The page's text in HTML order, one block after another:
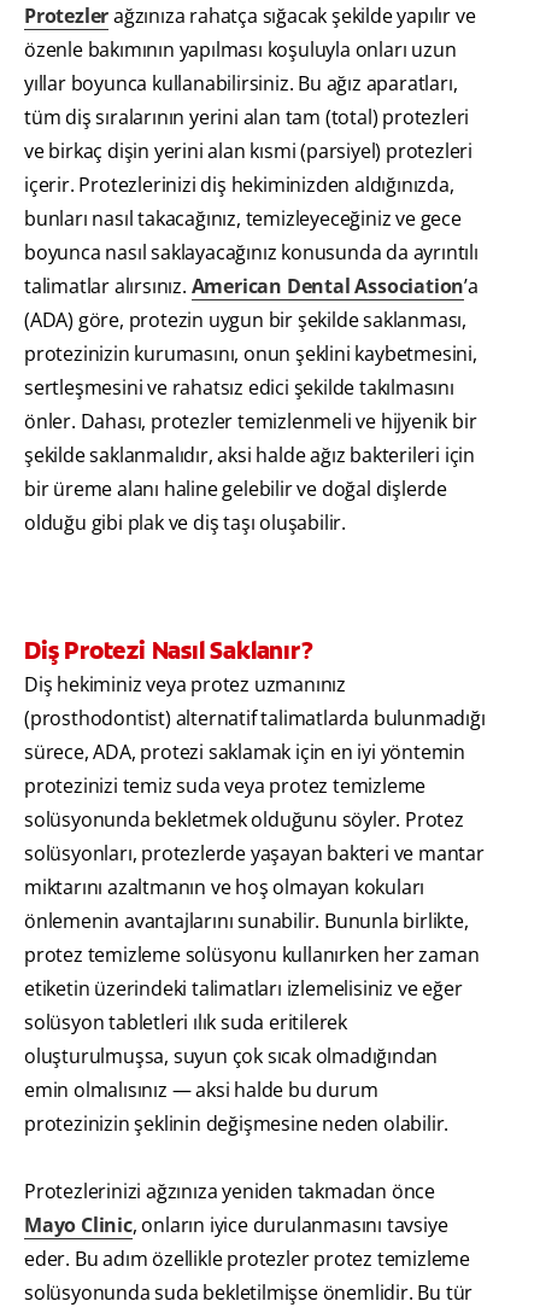
Protezlerağzınıza rahatça sığacak şekilde yapılır ve
özenle bakımının yapılması koşuluyla onları uzun
yıllar boyunca kullanabilirsiniz. Bu ağız aparatları,
tüm diş sıralarının yerini alan tam (total) protezleri
ve birkaç dişin yerini alan kısmi (parsiyel) protezleri
içerir. Protezlerinizi diş hekiminizden aldığınızda,
bunları nasıl takacağınız, temizleyeceğiniz ve gece
boyunca nasıl saklayacağınız konusunda da ayrıntılı
talimatlar alırsınız. American Dental Association’a
(ADA) göre, protezin uygun bir şekilde saklanması,
protezinizin kurumasını, onun şeklini kaybetmesini,
sertleşmesini ve rahatsız edici şekilde takılmasını
önler. Dahası, protezler temizlenmeli ve hijyenik bir
şekilde saklanmalıdır, aksi halde ağız bakterileri için
bir üreme alanı haline gelebilir ve doğal dişlerde
olduğu gibi plak ve diş taşı oluşabilir.
Diş Protezi Nasıl Saklanır?
Diş hekiminiz veya protez uzmanınız
(prosthodontist) alternatif talimatlarda bulunmadığı
sürece, ADA, protezi saklamak için en iyi yöntemin
protezinizi temiz suda veya protez temizleme
solüsyonunda bekletmek olduğunu söyler. Protez
solüsyonları, protezlerde yaşayan bakteri ve mantar
miktarını azaltmanın ve hoş olmayan kokuları
önlemenin avantajlarını sunabilir. Bununla birlikte,
protez temizleme solüsyonu kullanırken her zaman
etiketin üzerindeki talimatları izlemelisiniz ve eğer
solüsyon tabletleri ılık suda eritilerek
oluşturulmuşsa, suyun çok sıcak olmadığından
emin olmalısınız — aksi halde bu durum
protezinizin şeklinin değişmesine neden olabilir.
Protezlerinizi ağzınıza yeniden takmadan önce
Mayo Clinic, onların iyice durulanmasını tavsiye
eder. Bu adım özellikle protezler protez temizleme
solüsyonunda suda bekletilmişse önemlidir. Bu tür